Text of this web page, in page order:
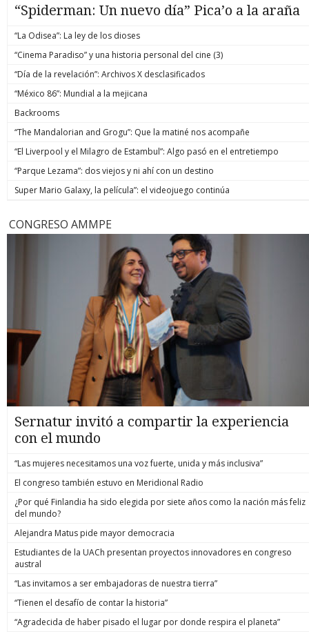
“Spiderman: Un nuevo día” Pica’o a la araña
“La Odisea”: La ley de los dioses
“Cinema Paradiso” y una historia personal del cine (3)
“Día de la revelación”: Archivos X desclasificados
“México 86”: Mundial a la mejicana
Backrooms
“The Mandalorian and Grogu”: Que la matiné nos acompañe
“El Liverpool y el Milagro de Estambul”: Algo pasó en el entretiempo
“Parque Lezama”: dos viejos y ni ahí con un destino
Super Mario Galaxy, la película”: el videojuego continúa
CONGRESO AMMPE
Sernatur invitó a compartir la experiencia
con el mundo
“Las mujeres necesitamos una voz fuerte, unida y más inclusiva”
El congreso también estuvo en Meridional Radio
¿Por qué Finlandia ha sido elegida por siete años como la nación más feliz
del mundo?
Alejandra Matus pide mayor democracia
Estudiantes de la UACh presentan proyectos innovadores en congreso
austral
“Las invitamos a ser embajadoras de nuestra tierra”
“Tienen el desafío de contar la historia”
“Agradecida de haber pisado el lugar por donde respira el planeta”